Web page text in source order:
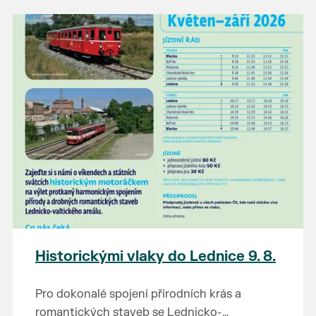
Prodejce prosíme tradičně o příchod 30
minut před začátkem, aby si vše na
prodejních místech stihli přichystat. Pokud
plánujete přijít a chcete rezervovat prodejní
místo, potvrďte prosím účast přes email
petr.vlasak@breclav.eu nebo zde v události,
ať víme, s kolika lidmi máme počítat. Počet
prodejních míst je omezen.
Těšíme se jako vždy!
Historickými vlaky do Lednice 9. 8.
Pro dokonalé spojení přírodních krás a
romantických staveb se Lednicko-